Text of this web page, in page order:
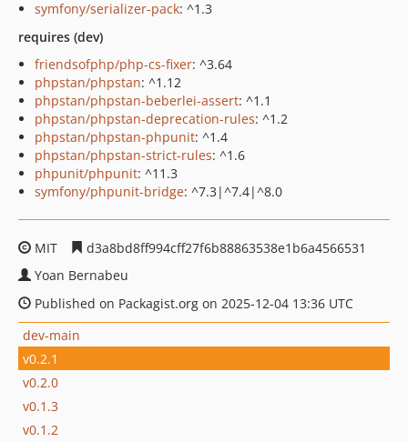
symfony/serializer-pack: ^1.3
requires (dev)
friendsofphp/php-cs-fixer: ^3.64
phpstan/phpstan: ^1.12
phpstan/phpstan-beberlei-assert: ^1.1
phpstan/phpstan-deprecation-rules: ^1.2
phpstan/phpstan-phpunit: ^1.4
phpstan/phpstan-strict-rules: ^1.6
phpunit/phpunit: ^11.3
symfony/phpunit-bridge: ^7.3|^7.4|^8.0
MIT
d3a8bd8ff994cff27f6b88863538e1b6a4566531
Yoan Bernabeu
Published on Packagist.org on 2025-12-04 13:36 UTC
dev-main
v0.2.1
v0.2.0
v0.1.3
v0.1.2